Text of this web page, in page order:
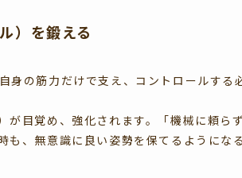
）を鍛える
身の筋力だけで支え、コントロールする
が目覚め、強化されます。「機械に頼ら
も、無意識に良い姿勢を保てるようにな